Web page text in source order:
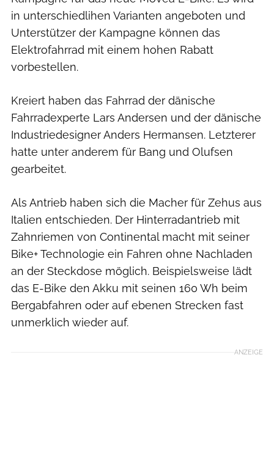
in unterschiedlihen Varianten angeboten und
Unterstützer der Kampagne können das
Elektrofahrrad mit einem hohen Rabatt
vorbestellen.
Kreiert haben das Fahrrad der dänische
Fahrradexperte Lars Andersen und der dänische
Industriedesigner Anders Hermansen. Letzterer
hatte unter anderem für Bang und Olufsen
gearbeitet.
Als Antrieb haben sich die Macher für Zehus aus
Italien entschieden. Der Hinterradantrieb mit
Zahnriemen von Continental macht mit seiner
Bike+ Technologie ein Fahren ohne Nachladen
an der Steckdose möglich. Beispielsweise lädt
das E-Bike den Akku mit seinen 160 Wh beim
Bergabfahren oder auf ebenen Strecken fast
unmerklich wieder auf.
ANZEIGE